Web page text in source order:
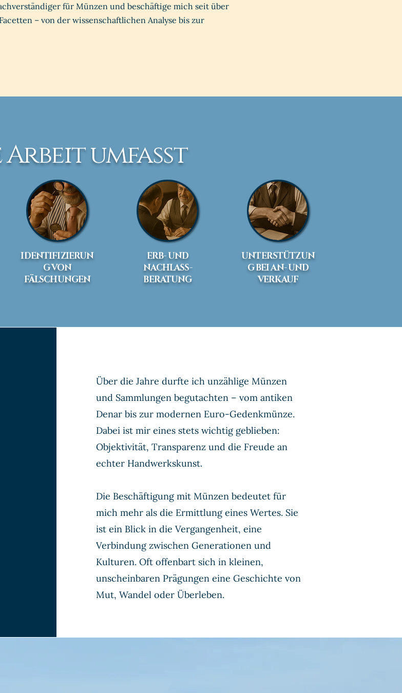
für Münzen und beschäftige mich seit über
– von der wissenschaftlichen Analyse bis zur
Arbeit umfasst
IDENTIFIZIERUN
G VON
FÄLSCHUNGEN
ERB- UND
NACHLASS-
BERATUNG
UNTERSTÜTZUN
G BEI AN- UND
VERKAUF
Über die Jahre durfte ich unzählige Münzen
und Sammlungen begutachten – vom antiken
Denar bis zur modernen Euro-Gedenkmünze.
Dabei ist mir eines stets wichtig geblieben:
Objektivität, Transparenz und die Freude an
echter Handwerkskunst.
Die Beschäftigung mit Münzen bedeutet für
mich mehr als die Ermittlung eines Wertes. Sie
ist ein Blick in die Vergangenheit, eine
Verbindung zwischen Generationen und
Kulturen. Oft offenbart sich in kleinen,
unscheinbaren Prägungen eine Geschichte von
Mut, Wandel oder Überleben.